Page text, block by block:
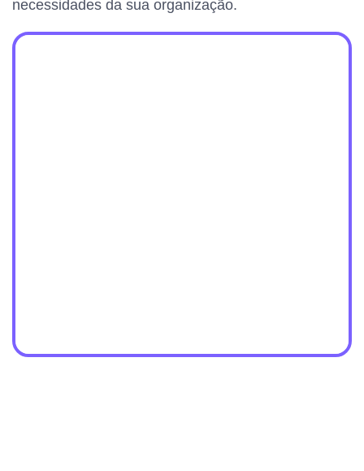
necessidades da sua organização.